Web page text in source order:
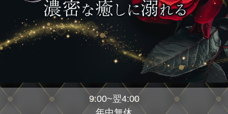
9:00~翌4:00